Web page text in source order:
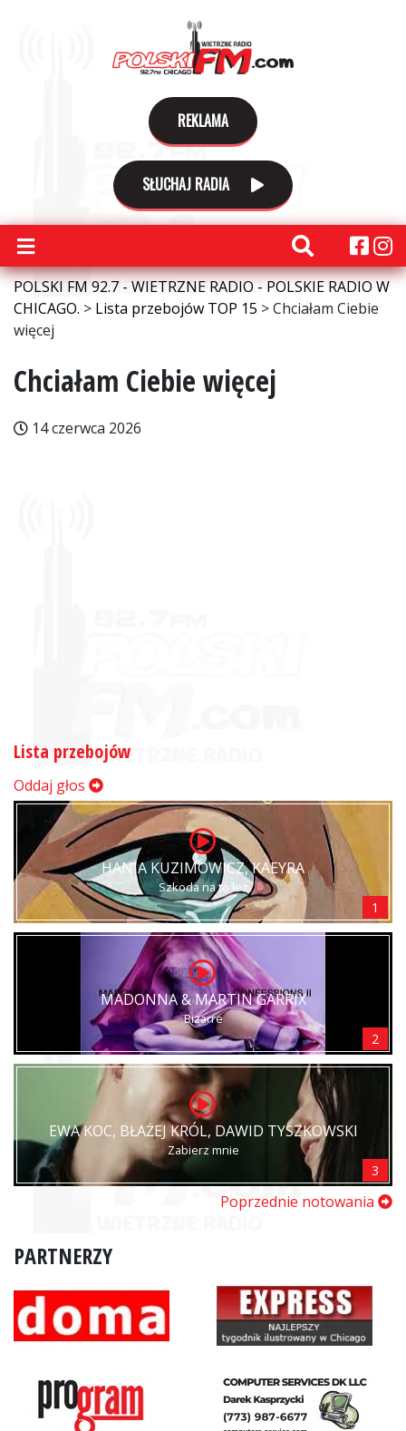
REKLAMA
SŁUCHAJ RADIA
POLSKI FM 92.7 - WIETRZNE RADIO - POLSKIE RADIO W
CHICAGO. > Lista przebojów TOP 15 >Chciałam Ciebie
więcej
Chciałam Ciebie więcej
14 czerwca 2026
Lista przebojów
Oddaj głos
HANIA KUZIMOWICZ, KAEYRA
Szkoda na to łez
1
MADONNA & MARTIN GARRIX
Bizarre
2
EWA KOC, BŁAŻEJ KRÓL, DAWID TYSZKOWSKI
Zabierz mnie
3
Poprzednie notowania
PARTNERZY